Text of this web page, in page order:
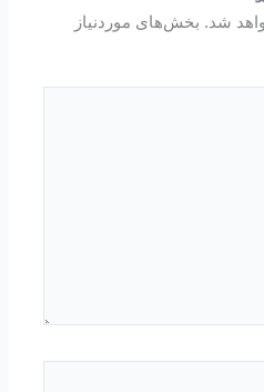
شد. بخش‌های موردنیاز